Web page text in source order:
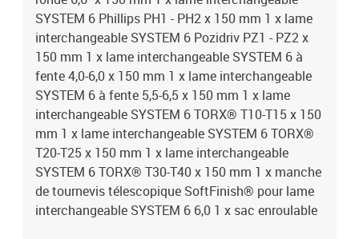
SYSTEM 6 Phillips PH1 - PH2 x 150 mm 1 x lame
interchangeable SYSTEM 6 Pozidriv PZ1 - PZ2 x
150 mm 1 x lame interchangeable SYSTEM 6 à
fente 4,0-6,0 x 150 mm 1 x lame interchangeable
SYSTEM 6 à fente 5,5-6,5 x 150 mm 1 x lame
interchangeable SYSTEM 6 TORX® T10-T15 x 150
mm 1 x lame interchangeable SYSTEM 6 TORX®
T20-T25 x 150 mm 1 x lame interchangeable
SYSTEM 6 TORX® T30-T40 x 150 mm 1 x manche
de tournevis télescopique SoftFinish® pour lame
interchangeable SYSTEM 6 6,0 1 x sac enroulable